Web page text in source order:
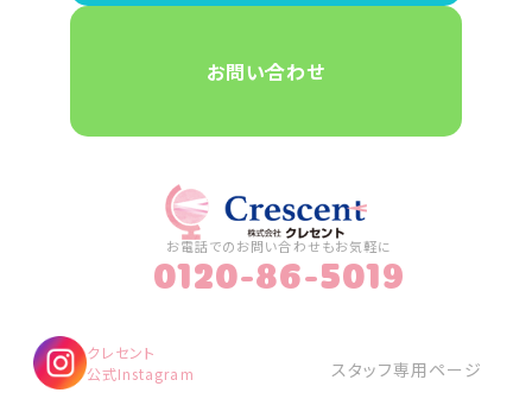
お問い合わせ
お電話でのお問い合わせもお気軽に
0120-86-5019
クレセント
公式Instagram
スタッフ専用ページ